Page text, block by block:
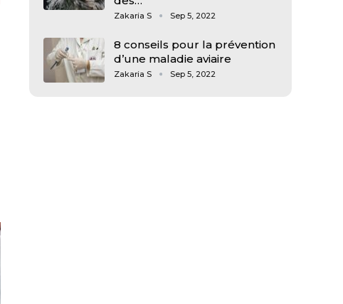
Zakaria S Sep 5, 2022
8 conseils pour la prévention
d’une maladie aviaire
Zakaria S Sep 5, 2022